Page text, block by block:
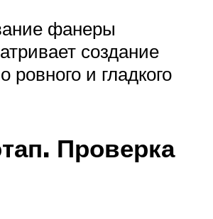
фанеры
создание
ровного и гладкого
Проверка